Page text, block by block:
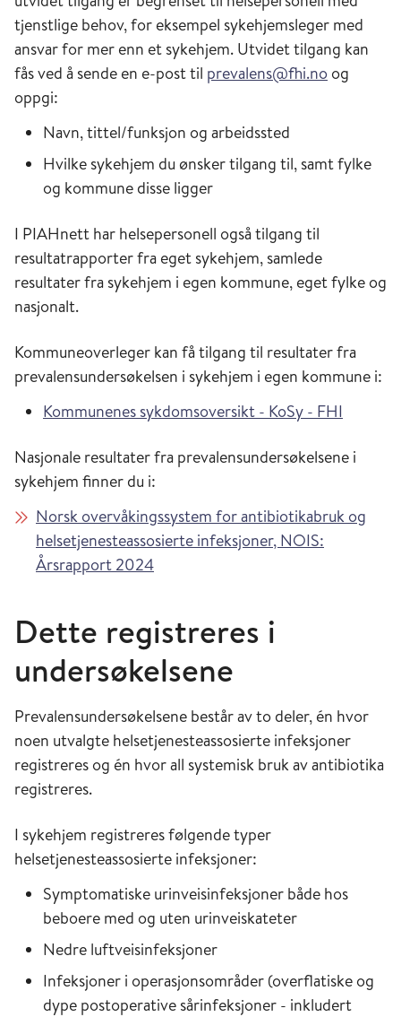
tjenstlige behov, for eksempel sykehjemsleger med
ansvar for mer enn et sykehjem. Utvidet tilgang kan
fås ved å sende en e-post til prevalens@fhi.no og
oppgi:
Navn, tittel/funksjon og arbeidssted
Hvilke sykehjem du ønsker tilgang til, samt fylke
og kommune disse ligger
I PIAHnett har helsepersonell også tilgang til
resultatrapporter fra eget sykehjem, samlede
resultater fra sykehjem i egen kommune, eget fylke og
nasjonalt.
Kommuneoverleger kan få tilgang til resultater fra
prevalensundersøkelsen i sykehjem i egen kommune i:
Kommunenes sykdomsoversikt - KoSy - FHI
Nasjonale resultater fra prevalensundersøkelsene i
sykehjem finner du i:
Norsk overvåkingssystem for antibiotikabruk og
helsetjenesteassosierte infeksjoner, NOIS:
Årsrapport 2024
Dette registreres i
undersøkelsene
Prevalensundersøkelsene består av to deler, én hvor
noen utvalgte helsetjenesteassosierte infeksjoner
registreres og én hvor all systemisk bruk av antibiotika
registreres.
I sykehjem registreres følgende typer
helsetjenesteassosierte infeksjoner:
Symptomatiske urinveisinfeksjoner både hos
beboere med og uten urinveiskateter
Nedre luftveisinfeksjoner
Infeksjoner i operasjonsområder (overflatiske og
dype postoperative sårinfeksjoner - inkludert